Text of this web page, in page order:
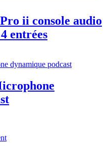
ii console audio
entrées